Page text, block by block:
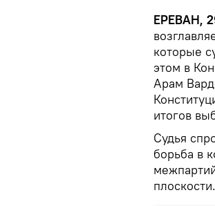
ЕРЕВАН,
которые
этом в
Арам
итогов
Судья
борьба в
плоскости.